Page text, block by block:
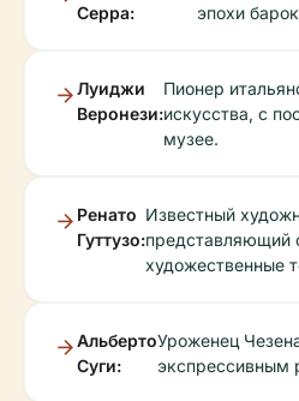
Серра:
эпохи
Луиджи
Веронези:
Пионер
искусства, с
музее.
Ренато
Гуттузо:
Известный
представляющий
художественные
Альберто
Суги:
Уроженец
экспрессивным